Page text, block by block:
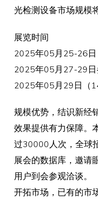
光检测设备市场规模
展览时间
2025年05月25-26
2025年05月27-29日
2025年05月29日（
规模优势，结识新经
效果提供有力保障。
过30000人次，全球
展会的数据库，邀请
用户到会参观洽谈。
开拓市场，已有的市